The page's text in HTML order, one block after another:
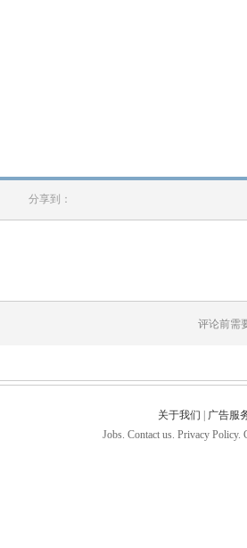
分享到：
评论前需
关于我们
广告服
Jobs. Contact us. Privacy